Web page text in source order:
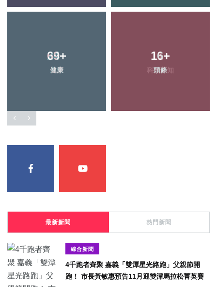
69+
健康
16+
頭條
最新新聞 熱門新聞
綜合新聞
4千跑者齊聚 嘉義「雙潭星光路跑」父親節開
跑！ 市長黃敏惠預告11月迎雙潭馬拉松菁英賽